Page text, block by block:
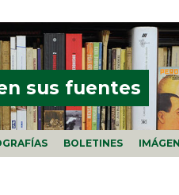
sus fuentes
BOLETINES